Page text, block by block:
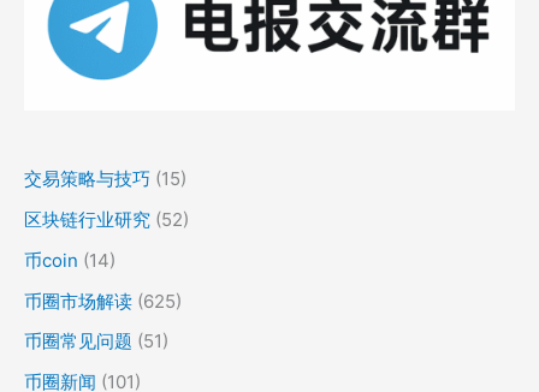
交易策略与技巧 (15)
区块链行业研究 (52)
币coin (14)
币圈市场解读 (625)
币圈常见问题 (51)
币圈新闻 (101)